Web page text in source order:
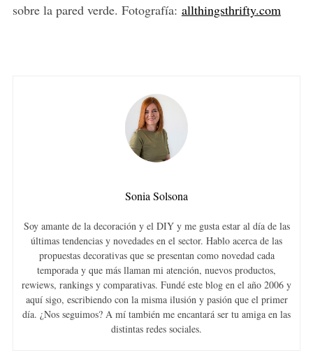
sobre la pared verde. Fotografía: allthingsthrifty.com
Sonia Solsona
Soy amante de la decoración y el DIY y me gusta estar al día de las
últimas tendencias y novedades en el sector. Hablo acerca de las
propuestas decorativas que se presentan como novedad cada
temporada y que más llaman mi atención, nuevos productos,
rewiews, rankings y comparativas. Fundé este blog en el año 2006 y
aquí sigo, escribiendo con la misma ilusión y pasión que el primer
día. ¿Nos seguimos? A mí también me encantará ser tu amiga en las
distintas redes sociales.